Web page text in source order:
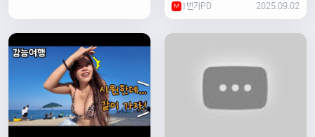
#travel #여행 #food ￼
M 1번가PD 2025.09.02